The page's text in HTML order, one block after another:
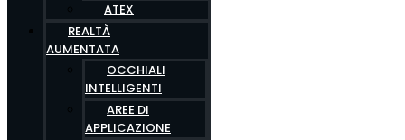
ATEX
REALTÀ
AUMENTATA
OCCHIALI
INTELLIGENTI
AREE DI
APPLICAZIONE